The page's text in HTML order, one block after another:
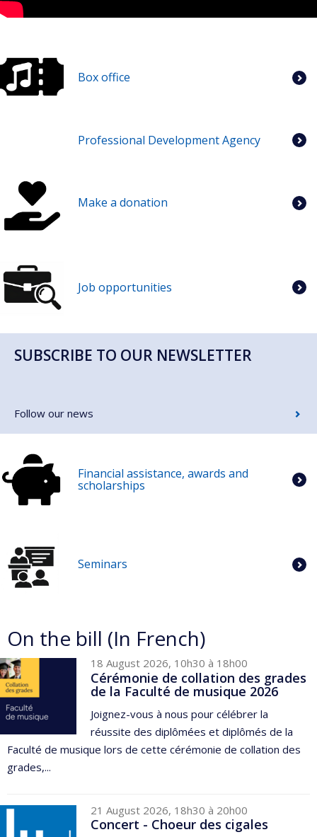
Box office
Professional Development Agency
Make a donation
Job opportunities
SUBSCRIBE TO OUR NEWSLETTER
Follow our news
Financial assistance, awards and
scholarships
Seminars
On the bill (In French)
18 August 2026, 10h30 à 18h00
Cérémonie de collation des grades
de la Faculté de musique 2026
Joignez-vous à nous pour célébrer la
réussite des diplômées et diplômés de la
Faculté de musique lors de cette cérémonie de collation des
grades,...
21 August 2026, 18h30 à 20h00
Concert - Choeur des cigales